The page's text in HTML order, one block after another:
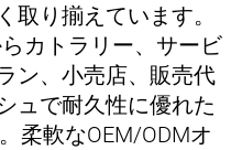
取り揃えています。
カトラリー、サービ
ン、小売店、販売代
ュで耐久性に優れた
柔軟なOEM/ODMオ